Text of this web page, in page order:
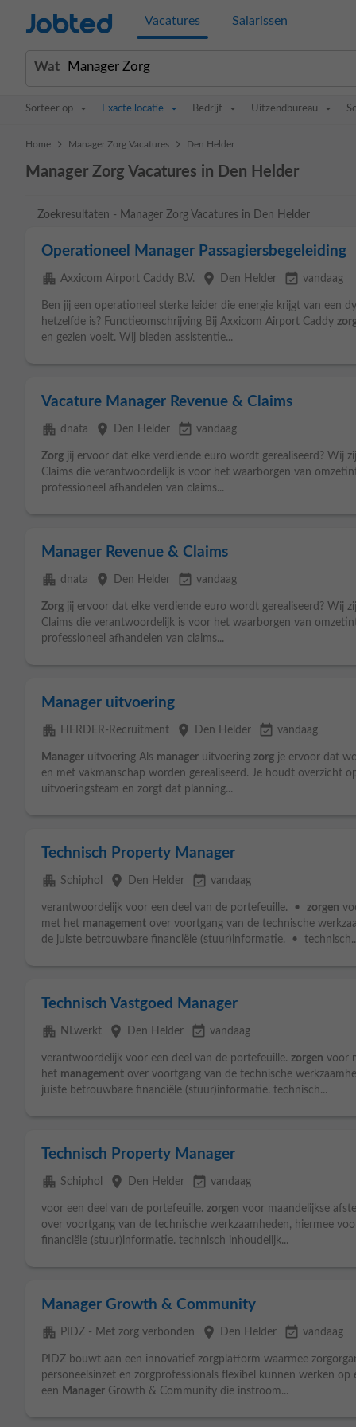
Jobted Vacatures Salarissen
Wat
Sorteer op Exacte locatie Bedrijf Uitzendbureau
Home > Manager Zorg Vacatures > Den Helder
Manager Zorg Vacatures in Den Helder
Zoekresultaten - Manager Zorg Vacatures in Den Helder
Operationeel Manager Passagiersbegeleiding
apartment Axxicom Airport Caddy B.V. place Den Helder event_available vandaag
Ben jij een operationeel sterke leider die energie krijgt van een
hetzelfde is? Functieomschrijving Bij Axxicom Airport Caddy
en gezien voelt. Wij bieden assistentie...
Vacature Manager Revenue & Claims
apartment dnata place Den Helder event_available vandaag
Zorg jij ervoor dat elke verdiende euro wordt gerealiseerd? Wij
Claims die verantwoordelijk is voor het waarborgen van
professioneel afhandelen van claims...
Manager Revenue & Claims
apartment dnata place Den Helder event_available vandaag
Zorg jij ervoor dat elke verdiende euro wordt gerealiseerd? Wij
Claims die verantwoordelijk is voor het waarborgen van
professioneel afhandelen van claims...
Manager uitvoering
apartment HERDER-Recruitment place Den Helder event_available vandaag
Manager uitvoering Als manager uitvoering zorg je ervoor dat
en met vakmanschap worden gerealiseerd. Je houdt overzicht
uitvoeringsteam en zorgt dat planning...
Technisch Property Manager
apartment Schiphol place Den Helder event_available vandaag
verantwoordelijk voor een deel van de portefeuille. • zorgen
met het management over voortgang van de technische
de juiste betrouwbare financiële (stuur)informatie. •
Technisch Vastgoed Manager
apartment NLwerkt place Den Helder event_available vandaag
verantwoordelijk voor een deel van de portefeuille. zorgen voor
het management over voortgang van de technische
juiste betrouwbare financiële (stuur)informatie. technisch...
Technisch Property Manager
apartment Schiphol place Den Helder event_available vandaag
voor een deel van de portefeuille. zorgen voor maandelijkse
over voortgang van de technische werkzaamheden, hiermee
financiële (stuur)informatie. technisch inhoudelijk...
Manager Growth & Community
apartment PIDZ - Met zorg verbonden place Den Helder event_available vandaag
PIDZ bouwt aan een innovatief zorgplatform waarmee
personeelsinzet en zorgprofessionals flexibel kunnen werken
een Manager Growth & Community die instroom...